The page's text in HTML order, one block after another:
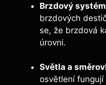
Brzdový systém
brzdových
se, že brzdová
úrovni.
Světla a
osvětlení